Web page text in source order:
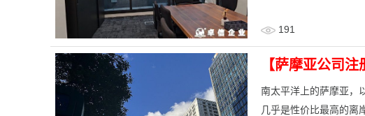
191
【萨摩亚公司注
南太平洋上的萨摩亚，
几乎是性价比最高的离